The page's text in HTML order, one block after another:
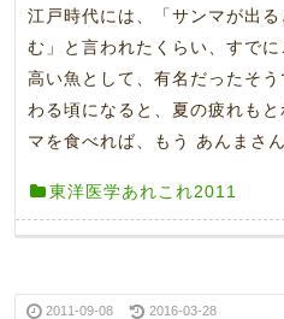
江戸時代には、「サンマが出
む」と言われたくらい、すで
高い魚として、有名だったそ
わる頃になると、夏の疲れも
マを食べれば、もう あんまさ
東洋医学あれこれ2011
2011-09-08 2016-03-28